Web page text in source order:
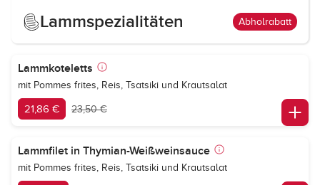
Lammspezialitäten Abholrabatt
Lammkoteletts
mit Pommes frites, Reis, Tsatsiki und Krautsalat
21,86 € 23,50 €
Lammfilet in Thymian-Weißweinsauce
mit Pommes frites, Reis, Tsatsiki und Krautsalat